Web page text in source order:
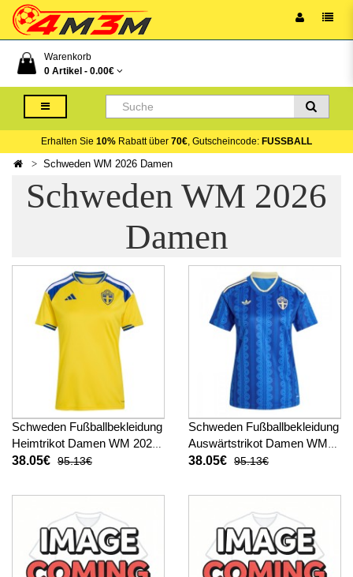
Warenkorb
0 Artikel - 0.00€
Erhalten Sie 10% Rabatt über 70€, Gutscheincode: FUSSBALL
Schweden WM 2026 Damen
Schweden WM 2026
Damen
Schweden Fußballbekleidung
Heimtrikot Damen WM 2026
Kurzarm
38.05€ 95.13€
Schweden Fußballbekleidung
Auswärtstrikot Damen WM
2026 Kurzarm
38.05€ 95.13€